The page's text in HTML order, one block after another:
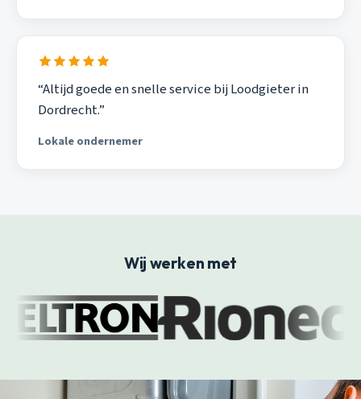
“Altijd goede en snelle service bij Loodgieter in
Dordrecht.”
Lokale ondernemer
Wij werken met